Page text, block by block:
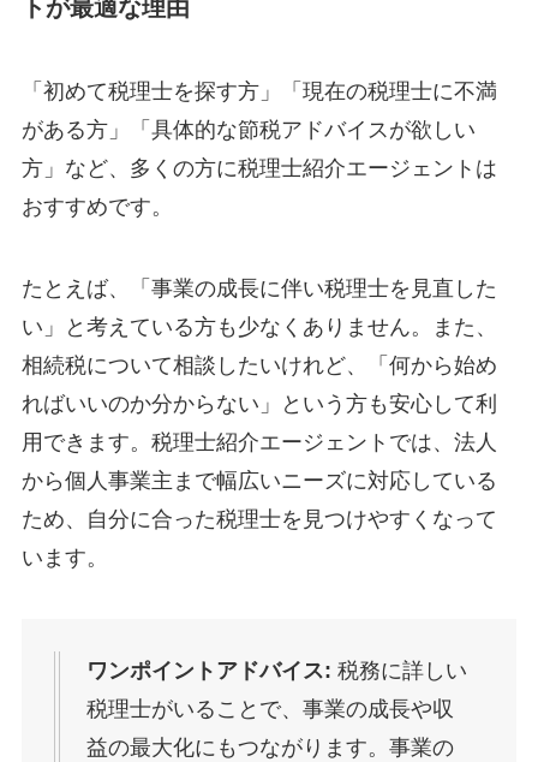
トが最適な理由
「初めて税理士を探す方」「現在の税理士に不満
がある方」「具体的な節税アドバイスが欲しい
方」など、多くの方に税理士紹介エージェントは
おすすめです。
たとえば、「事業の成長に伴い税理士を見直した
い」と考えている方も少なくありません。また、
相続税について相談したいけれど、「何から始め
ればいいのか分からない」という方も安心して利
用できます。税理士紹介エージェントでは、法人
から個人事業主まで幅広いニーズに対応している
ため、自分に合った税理士を見つけやすくなって
います。
ワンポイントアドバイス: 税務に詳しい
税理士がいることで、事業の成長や収
益の最大化にもつながります。事業の